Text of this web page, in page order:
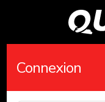
Connexion